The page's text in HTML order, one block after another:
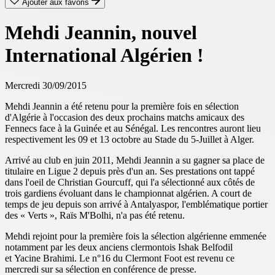
Ajouter aux favoris
Mehdi Jeannin, nouvel
International Algérien !
Mercredi 30/09/2015
Mehdi Jeannin a été retenu pour la première fois en sélection
d'Algérie à l'occasion des deux prochains matchs amicaux des
Fennecs face à la Guinée et au Sénégal. Les rencontres auront lieu
respectivement les 09 et 13 octobre au Stade du 5-Juillet à Alger.
Arrivé au club en juin 2011, Mehdi Jeannin a su gagner sa place de
titulaire en Ligue 2 depuis près d'un an. Ses prestations ont tappé
dans l'oeil de Christian Gourcuff, qui l'a sélectionné aux côtés de
trois gardiens évoluant dans le championnat algérien. A court de
temps de jeu depuis son arrivé à Antalyaspor, l'emblématique portier
des « Verts », Raïs M'Bolhi, n'a pas été retenu.
Mehdi rejoint pour la première fois la sélection algérienne emmenée
notamment par les deux anciens clermontois Ishak Belfodil
et Yacine Brahimi. Le n°16 du Clermont Foot est revenu ce
mercredi sur sa sélection en conférence de presse.